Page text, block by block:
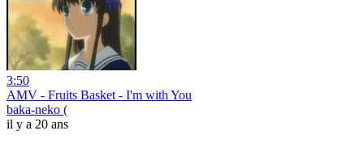
3:50
AMV - Fruits Basket - I'm with You
baka-neko (
il y a 20 ans